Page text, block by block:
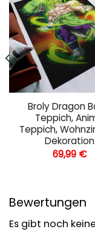
Broly Dragon
Teppich,
Teppich,
Dekoration
69,99 €
Bewertungen
Es gibt noch